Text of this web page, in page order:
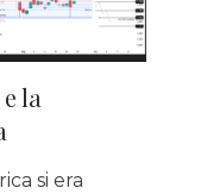
la
si era